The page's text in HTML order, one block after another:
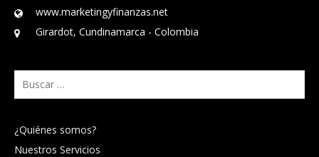
www.marketingyfinanzas.net
Girardot, Cundinamarca - Colombia
Buscar:
¿Quiénes somos?
Nuestros Servicios